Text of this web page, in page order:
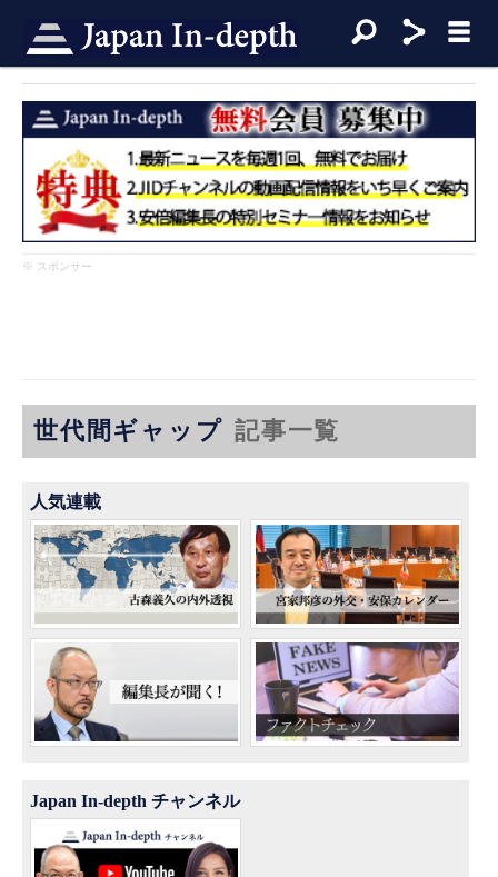
※ スポンサー
世代間ギャップ 記事一覧
人気連載
Japan In-depth チャンネル